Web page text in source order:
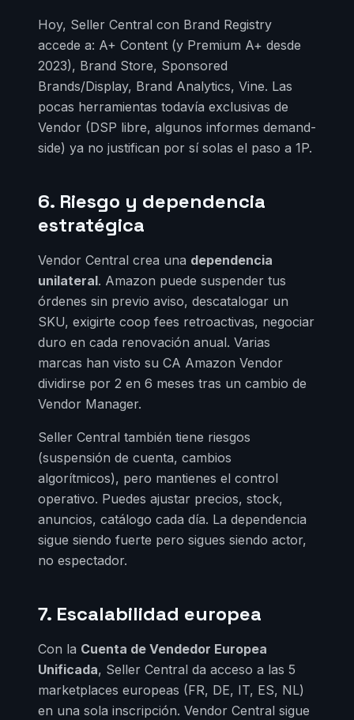
Hoy, Seller Central con Brand Registry
accede a: A+ Content (y Premium A+ desde
2023), Brand Store, Sponsored
Brands/Display, Brand Analytics, Vine. Las
pocas herramientas todavía exclusivas de
Vendor (DSP libre, algunos informes demand-
side) ya no justifican por sí solas el paso a 1P.
6. Riesgo y dependencia
estratégica
Vendor Central crea una dependencia
unilateral. Amazon puede suspender tus
órdenes sin previo aviso, descatalogar un
SKU, exigirte coop fees retroactivas, negociar
duro en cada renovación anual. Varias
marcas han visto su CA Amazon Vendor
dividirse por 2 en 6 meses tras un cambio de
Vendor Manager.
Seller Central también tiene riesgos
(suspensión de cuenta, cambios
algorítmicos), pero mantienes el control
operativo. Puedes ajustar precios, stock,
anuncios, catálogo cada día. La dependencia
sigue siendo fuerte pero sigues siendo actor,
no espectador.
7. Escalabilidad europea
Con la Cuenta de Vendedor Europea
Unificada, Seller Central da acceso a las 5
marketplaces europeas (FR, DE, IT, ES, NL)
en una sola inscripción. Vendor Central sigue